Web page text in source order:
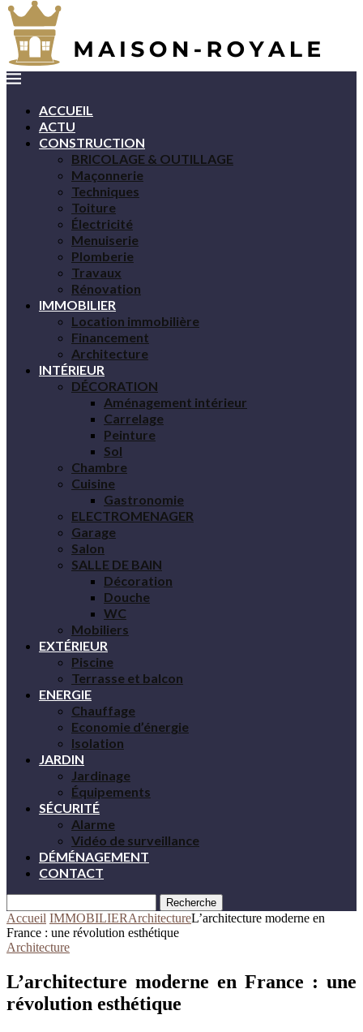
ACCUEIL
ACTU
CONSTRUCTION
BRICOLAGE & OUTILLAGE
Maçonnerie
Techniques
Toiture
Électricité
Menuiserie
Plomberie
Travaux
Rénovation
IMMOBILIER
Location immobilière
Financement
Architecture
INTÉRIEUR
DÉCORATION
Aménagement intérieur
Carrelage
Peinture
Sol
Chambre
Cuisine
Gastronomie
ELECTROMENAGER
Garage
Salon
SALLE DE BAIN
Décoration
Douche
WC
Mobiliers
EXTÉRIEUR
Piscine
Terrasse et balcon
ENERGIE
Chauffage
Economie d’énergie
Isolation
JARDIN
Jardinage
Équipements
SÉCURITÉ
Alarme
Vidéo de surveillance
DÉMÉNAGEMENT
CONTACT
Recherche
Accueil IMMOBILIERArchitectureL’architecture moderne en
France : une révolution esthétique
Architecture
L’architecture moderne en France : une
révolution esthétique